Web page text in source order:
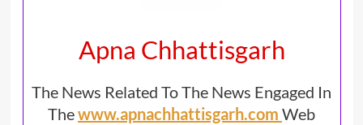
Apna Chhattisgarh
The News Related To The News Engaged In
Thewww.apnachhattisgarh.com Web